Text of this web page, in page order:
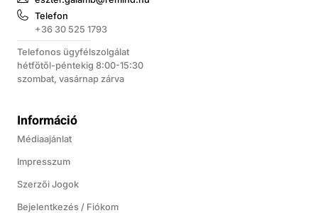
Telefon
+36 30 525 1793
Telefonos ügyfélszolgálat
hétfőtől-péntekig 8:00-15:30
szombat, vasárnap zárva
Információ
Médiaajánlat
Impresszum
Szerzői Jogok
Bejelentkezés / Fiókom